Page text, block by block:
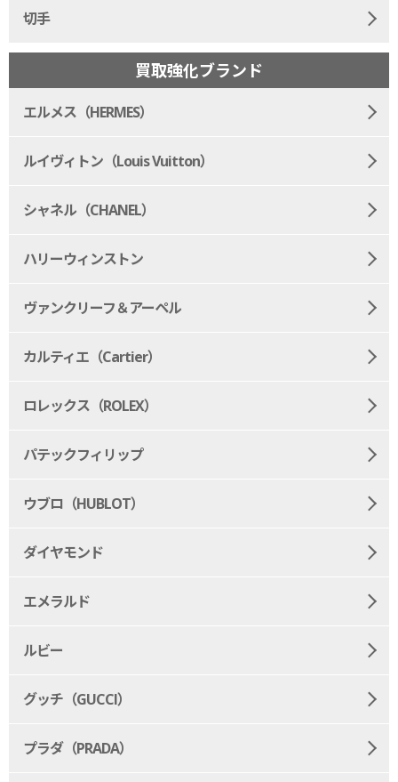
切手
買取強化ブランド
エルメス（HERMES）
ルイヴィトン（Louis Vuitton）
シャネル（CHANEL）
ハリーウィンストン
ヴァンクリーフ＆アーペル
カルティエ（Cartier）
ロレックス（ROLEX）
パテックフィリップ
ウブロ（HUBLOT）
ダイヤモンド
エメラルド
ルビー
グッチ（GUCCI）
プラダ（PRADA）